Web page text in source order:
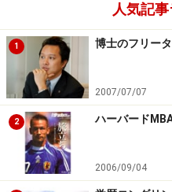
人気記
1 博士のフリー
2007/07/07
2 ハーバード
2006/09/04